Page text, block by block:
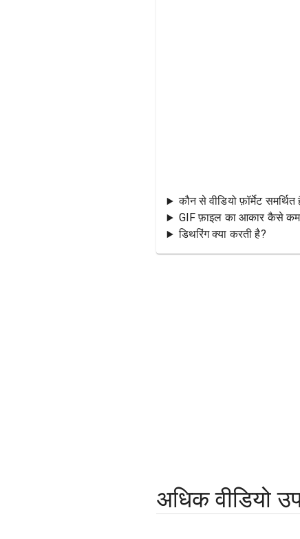
कौन से वीडियो फ़ॉर्मेट समर्थित
GIF फ़ाइल का आकार कैसे
डिथरिंग क्या करती है?
अधिक वीडियो